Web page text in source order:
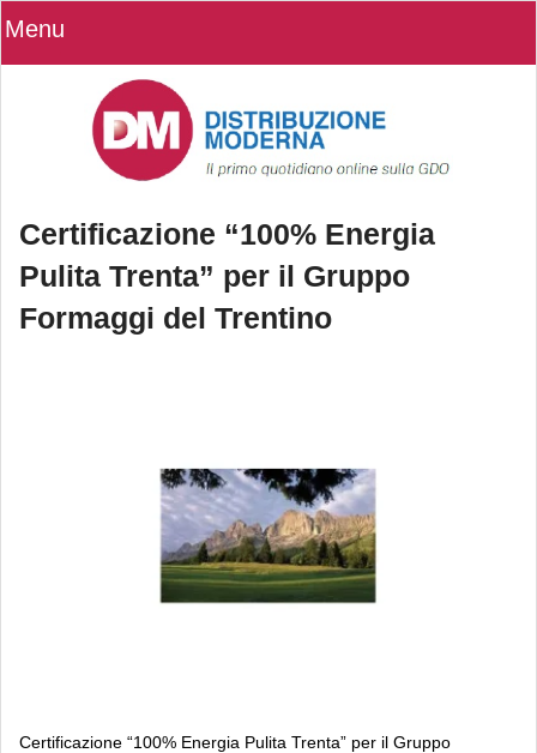
Menu
Certificazione “100% Energia
Pulita Trenta” per il Gruppo
Formaggi del Trentino
Certificazione “100% Energia Pulita Trenta” per il Gruppo